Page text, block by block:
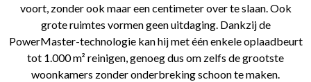
voort, zonder ook maar een centimeter over te slaan. Ook
grote ruimtes vormen geen uitdaging. Dankzij de
PowerMaster-technologie kan hij met één enkele oplaadbeurt
tot 1.000 m² reinigen, genoeg dus om zelfs de grootste
woonkamers zonder onderbreking schoon te maken.